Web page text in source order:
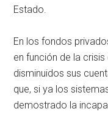
Estado.
En los fondos
en función de la
disminuidos sus
que, si ya los
demostrado la